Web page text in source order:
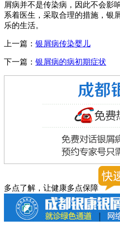
屑病并不是传染病，因此不会影
系着医生，采取合理的措施，银
乐的生活。
上一篇： 银屑病传染婴儿
下一篇： 银屑病的病初期症状
多点了解，让健康多点保障